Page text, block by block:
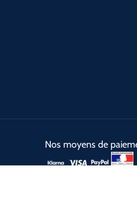
Nos moyens de